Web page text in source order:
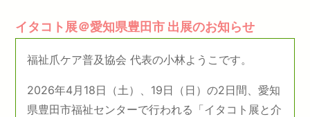
イタコト展＠愛知県豊田市 出展のお知らせ
福祉爪ケア普及協会 代表の小林ようこです。
2026年4月18日（土）、19日（日）の2日間、愛知
県豊田市福祉センターで行われる「イタコト展と介